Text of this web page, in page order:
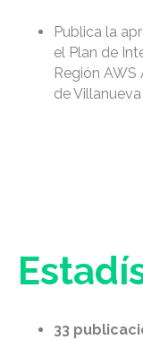
Publica la
el Plan de
Región AWS
de
33